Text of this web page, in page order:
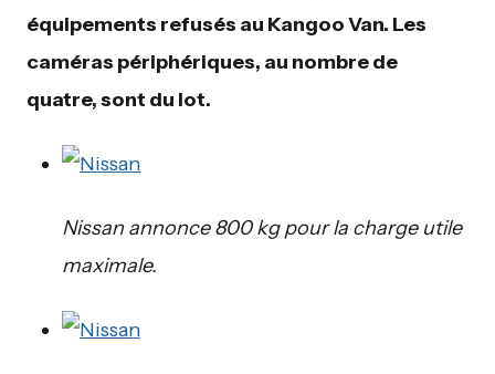
équipements refusés au Kangoo Van. Les
caméras périphériques, au nombre de
quatre, sont du lot.
Nissan annonce 800 kg pour la charge utile
maximale.